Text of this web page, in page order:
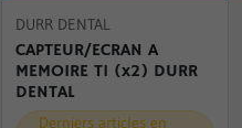
DURR DENTAL
CAPTEUR/ECRAN A
MEMOIRE T1 (x2) DURR
DENTAL
Derniers articles en